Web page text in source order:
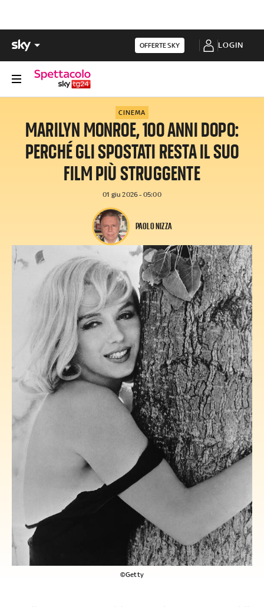
OFFERTE SKY LOGIN
CINEMA
MARILYN MONROE, 100 ANNI DOPO:
PERCHÉ GLI SPOSTATI RESTA IL SUO
FILM PIÙ STRUGGENTE
01 giu 2026 - 05:00
PAOLO NIZZA
©Getty